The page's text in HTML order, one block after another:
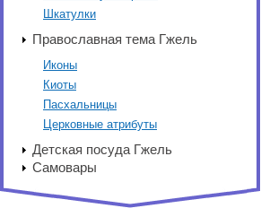
Шкатулки
Православная тема Гжель
Иконы
Киоты
Пасхальницы
Церковные атрибуты
Детская посуда Гжель
Самовары